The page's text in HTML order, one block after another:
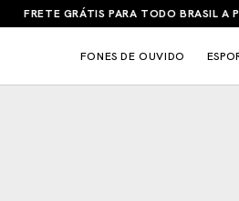
FRETE GRÁTIS PARA TODO BRASIL A
FONES DE OUVIDO